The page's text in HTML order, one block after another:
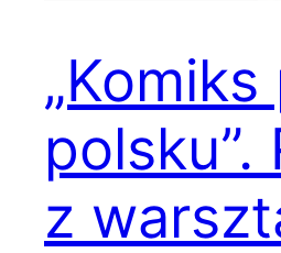
„Komiks
polsku”.
z